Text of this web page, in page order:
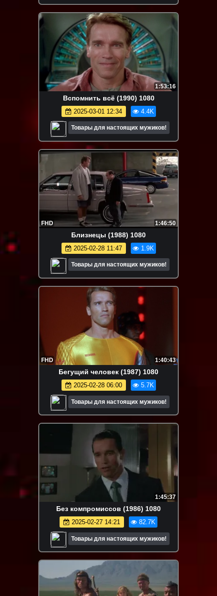
1:53:16
Вспомнить всё (1990) 1080
2025-03-01 12:34 4.4K
Товары для настоящих мужиков!
FHD 1:46:50
Близнецы (1988) 1080
2025-02-28 11:47 1.9K
Товары для настоящих мужиков!
FHD 1:40:43
Бегущий человек (1987) 1080
2025-02-28 06:00 5.7K
Товары для настоящих мужиков!
1:45:37
Без компромиссов (1986) 1080
2025-02-27 14:21 82.7K
Товары для настоящих мужиков!